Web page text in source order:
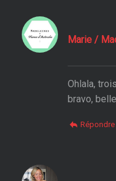
Marie /
Ohlala,
bravo,
Répondre